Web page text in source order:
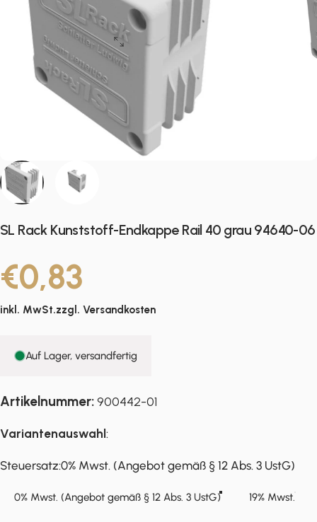
SL Rack Kunststoff-Endkappe Rail 40 grau 94640-06
€0,83
inkl. MwSt.zzgl. Versandkosten
Auf Lager, versandfertig
Artikelnummer:900442-01
Variantenauswahl :
Steuersatz
Steuersatz:0% Mwst. (Angebot gemäß § 12 Abs. 3 UstG)
0% Mwst. (Angebot gemäß § 12 Abs. 3 UstG) 19% Mwst.